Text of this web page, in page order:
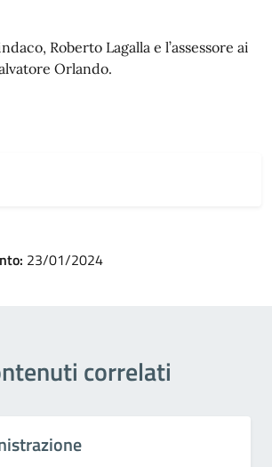
Roberto Lagalla e l’assessore ai
Orlando.
23/01/2024
correlati